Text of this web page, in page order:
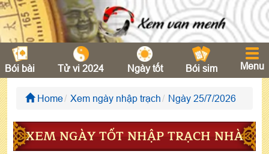
Bói bài Tử vi 2024 Ngày tốt Bói sim Menu
Home Xem ngày nhập trạch Ngày 25/7/2026
XEM NGÀY TỐT NHẬP TRẠCH NHÀ